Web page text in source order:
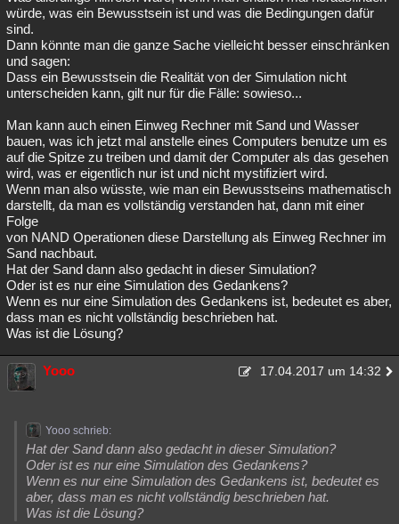
würde, was ein Bewusstsein ist und was die Bedingungen dafür
sind.
Dann könnte man die ganze Sache vielleicht besser einschränken
und sagen:
Dass ein Bewusstsein die Realität von der Simulation nicht
unterscheiden kann, gilt nur für die Fälle: sowieso...
Man kann auch einen Einweg Rechner mit Sand und Wasser
bauen, was ich jetzt mal anstelle eines Computers benutze um es
auf die Spitze zu treiben und damit der Computer als das gesehen
wird, was er eigentlich nur ist und nicht mystifiziert wird.
Wenn man also wüsste, wie man ein Bewusstseins mathematisch
darstellt, da man es vollständig verstanden hat, dann mit einer
Folge
von NAND Operationen diese Darstellung als Einweg Rechner im
Sand nachbaut.
Hat der Sand dann also gedacht in dieser Simulation?
Oder ist es nur eine Simulation des Gedankens?
Wenn es nur eine Simulation des Gedankens ist, bedeutet es aber,
dass man es nicht vollständig beschrieben hat.
Was ist die Lösung?
Yooo 17.04.2017 um 14:32
Yooo schrieb:
Hat der Sand dann also gedacht in dieser Simulation?
Oder ist es nur eine Simulation des Gedankens?
Wenn es nur eine Simulation des Gedankens ist, bedeutet es
aber, dass man es nicht vollständig beschrieben hat.
Was ist die Lösung?